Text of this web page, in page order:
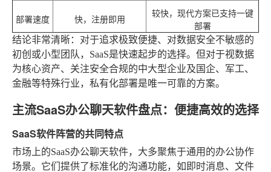
部署速度 快，注册即用
较快，现代方案已支持一键
部署
结论非常清晰：对于追求极致便捷、对数据安全不敏感的
初创或小型团队，SaaS是快速起步的选择。但对于视数据
为核心资产、关注安全合规的中大型企业及国企、军工、
金融等特殊行业，私有化部署是唯一可靠的方案。
主流SaaS办公聊天软件盘点：便捷高效的选择
SaaS软件阵营的共同特点
市场上的SaaS办公聊天软件，大多聚焦于通用的办公协作
场景。它们提供了标准化的沟通功能，如即时消息、文件